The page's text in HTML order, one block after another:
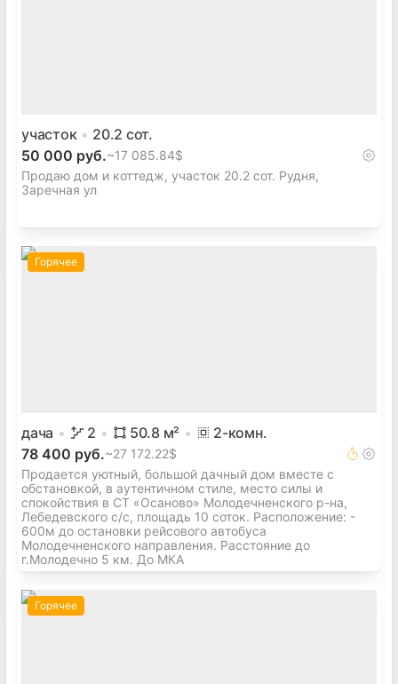
участок 20.2 сот.
50 000 руб.~17 085.84$
Продаю дом и коттедж, участок 20.2 сот. Рудня,
Заречная ул
Горячее
дача 2 50.8 м² 2-комн.
78 400 руб.~27 172.22$
Продается уютный, большой дачный дом вместе с
обстановкой, в аутентичном стиле, место силы и
спокойствия в СТ «Осаново» Молодечненского р-на,
Лебедевского с/с, площадь 10 соток. Расположение: -
600м до остановки рейсового автобуса
Молодечненского направления. Расстояние до
г.Молодечно 5 км. До МКА
Горячее